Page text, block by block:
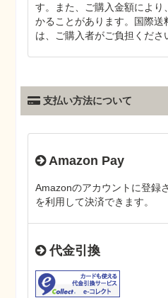
す。また、ご購入金額によ
かることがあります。国際送
は、ご購入者がご負担くださ
支払い方法について
Amazon Pay
Amazonのアカウントに登録
を利用して決済できます。
代金引換